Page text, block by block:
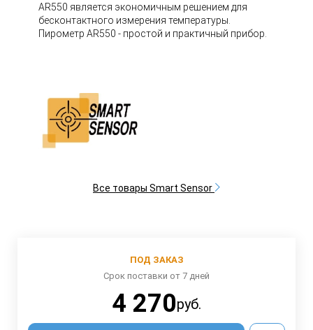
AR550 является экономичным решением для
бесконтактного измерения температуры.
Пирометр AR550 - простой и практичный прибор.
Все товары Smart Sensor
ПОД ЗАКАЗ
Срок поставки от 7 дней
4 270руб.